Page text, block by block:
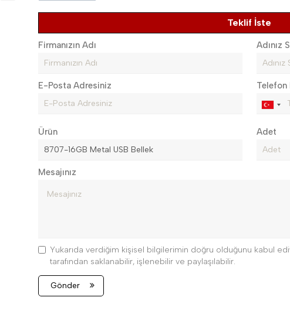
Teklif İste
Firmanızın Adı Adınız
E-Posta Adresiniz Telefon
Ürün Adet
Mesajınız
Yukarıda verdiğim kişisel bilgilerimin doğru olduğunu kabul
tarafından saklanabilir, işlenebilir ve paylaşılabilir.
Gönder